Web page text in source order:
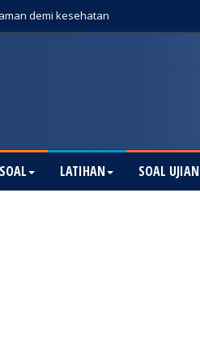
demi kesehatan
SOAL LATIHAN SOAL UJIAN